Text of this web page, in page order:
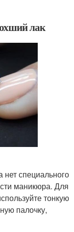
лак
специального
маникюра. Для
тонкую
палочку,